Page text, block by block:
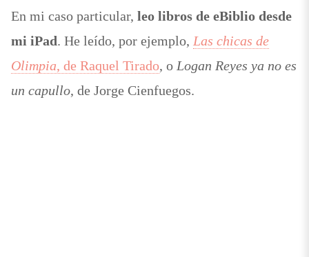
En mi caso particular, leo libros de eBiblio desde
mi iPad. He leído, por ejemplo, Las chicas de
Olimpia, de Raquel Tirado, o Logan Reyes ya no es
un capullo, de Jorge Cienfuegos.